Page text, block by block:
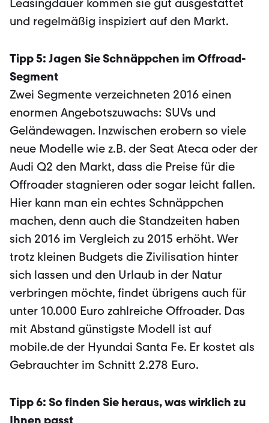
Leasingdauer kommen sie gut ausgestattet
und regelmäßig inspiziert auf den Markt.
Tipp 5: Jagen Sie Schnäppchen im Offroad-
Segment
Zwei Segmente verzeichneten 2016 einen
enormen Angebotszuwachs: SUVs und
Geländewagen. Inzwischen erobern so viele
neue Modelle wie z.B. der Seat Ateca oder der
Audi Q2 den Markt, dass die Preise für die
Offroader stagnieren oder sogar leicht fallen.
Hier kann man ein echtes Schnäppchen
machen, denn auch die Standzeiten haben
sich 2016 im Vergleich zu 2015 erhöht. Wer
trotz kleinen Budgets die Zivilisation hinter
sich lassen und den Urlaub in der Natur
verbringen möchte, findet übrigens auch für
unter 10.000 Euro zahlreiche Offroader. Das
mit Abstand günstigste Modell ist auf
mobile.de der Hyundai Santa Fe. Er kostet als
Gebrauchter im Schnitt 2.278 Euro.
Tipp 6: So finden Sie heraus, was wirklich zu